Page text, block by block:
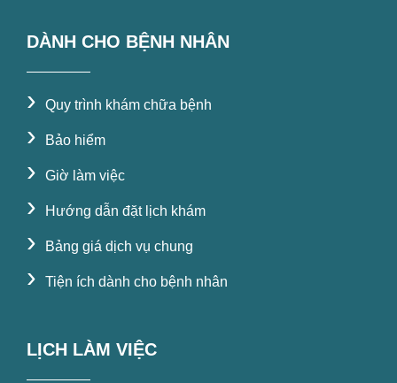
DÀNH CHO BỆNH NHÂN
› Quy trình khám chữa bệnh
› Bảo hiểm
› Giờ làm việc
› Hướng dẫn đặt lịch khám
› Bảng giá dịch vụ chung
› Tiện ích dành cho bệnh nhân
LỊCH LÀM VIỆC